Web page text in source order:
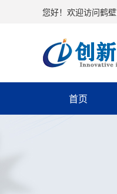
您好！欢迎访问鹤
首页